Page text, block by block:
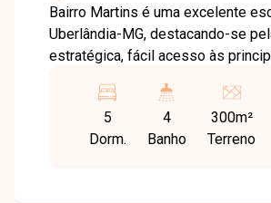
Bairro Martins é uma excelente
Uberlândia-MG, destacando-se
estratégica, fácil acesso às
opções de lazer. A região oferece
conforto e qualidade de vida para
Linda casa com aproximadamente
5
Dorm.
4
Banho
300m²
Terreno